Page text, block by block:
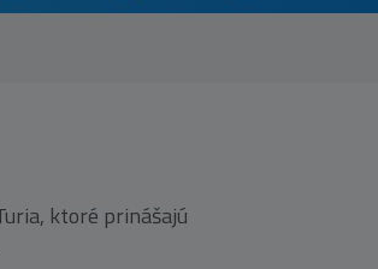
ktoré prinášajú